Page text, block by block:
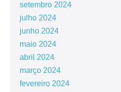
setembro 2024
julho 2024
junho 2024
maio 2024
abril 2024
março 2024
fevereiro 2024